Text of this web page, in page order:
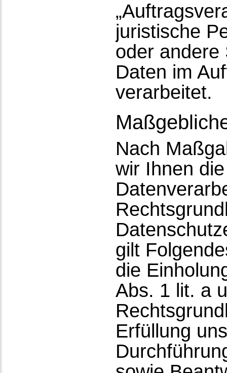
juristische
oder andere
Daten im
verarbeitet.
Nach
wir Ihnen
gilt
die
Abs. 1 lit. a
Erfüllung